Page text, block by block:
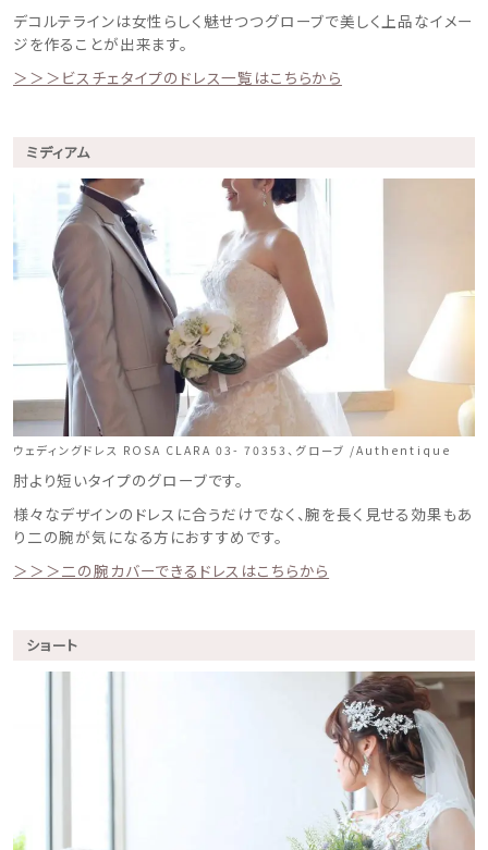
デコルテラインは女性らしく魅せつつグローブで美しく上品なイメー
ジを作ることが出来ます。
＞＞＞ビスチェタイプのドレス一覧はこちらから
ミディアム
ウェディングドレス ROSA CLARA 03- 70353、グローブ /Authentique
肘より短いタイプのグローブです。
様々なデザインのドレスに合うだけでなく、腕を長く見せる効果もあ
り二の腕が気になる方におすすめです。
＞＞＞二の腕カバーできるドレスはこちらから
ショート